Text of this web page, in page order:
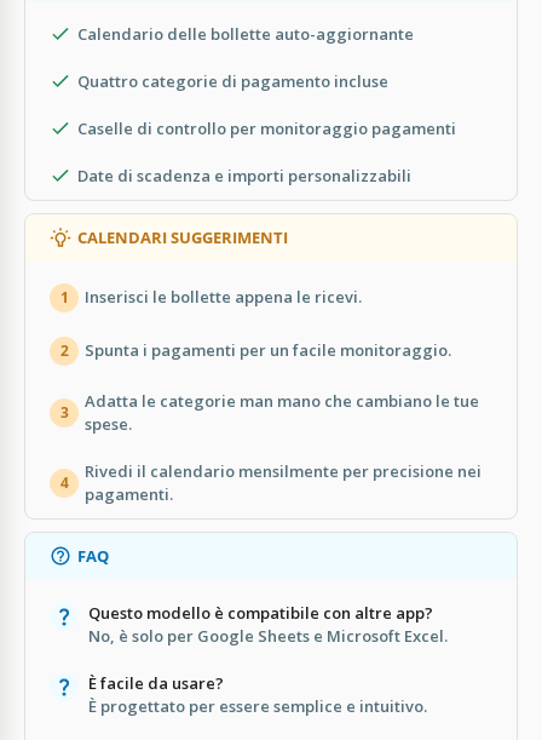
Calendario delle bollette auto-aggiornante
Quattro categorie di pagamento incluse
Caselle di controllo per monitoraggio pagamenti
Date di scadenza e importi personalizzabili
CALENDARI SUGGERIMENTI
1 Inserisci le bollette appena le ricevi.
2 Spunta i pagamenti per un facile monitoraggio.
3
Adatta le categorie man mano che cambiano le tue
spese.
4
Rivedi il calendario mensilmente per precisione nei
pagamenti.
FAQ
Questo modello è compatibile con altre app?
No, è solo per Google Sheets e Microsoft Excel.
È facile da usare?
È progettato per essere semplice e intuitivo.